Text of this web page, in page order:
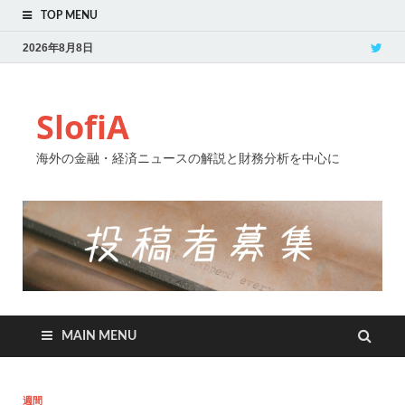
TOP MENU
2026年8月8日
SlofiA
海外の金融・経済ニュースの解説と財務分析を中心に
MAIN MENU
週間